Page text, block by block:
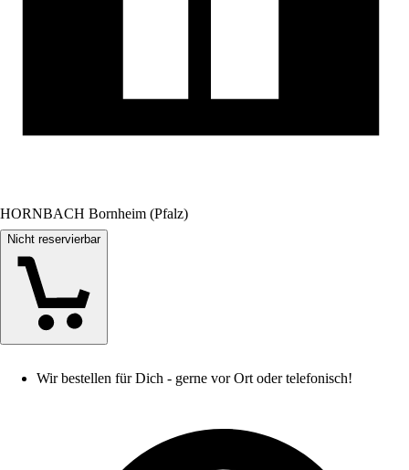
HORNBACH Bornheim (Pfalz)
Nicht reservierbar
Wir bestellen für Dich - gerne vor Ort oder telefonisch!